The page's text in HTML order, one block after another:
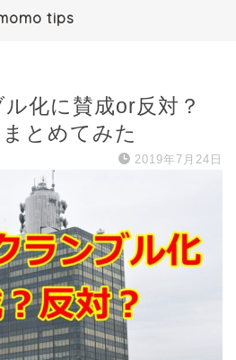
tips
化に賛成or反対？
とめてみた
2019年7月24日